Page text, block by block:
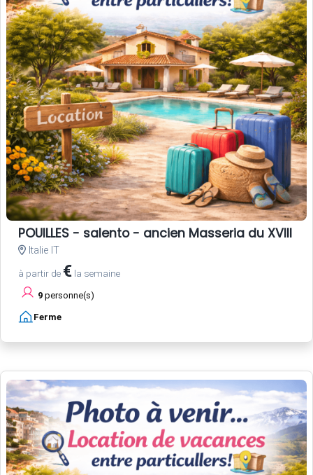
POUILLES - salento - ancien Masseria du XVIII
Italie IT
à partir de € la semaine
9 personne(s)
Ferme